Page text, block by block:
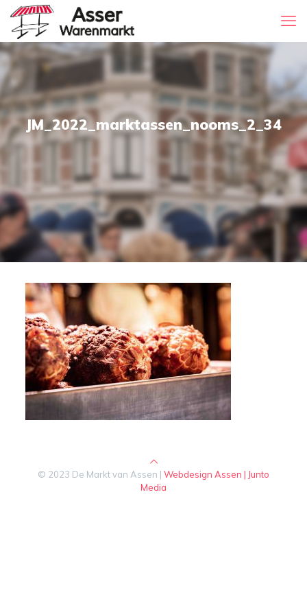
JM_2022_marktassen_nooms_2_34
© 2023 De Markt van Assen | Webdesign Assen | Junto
Media